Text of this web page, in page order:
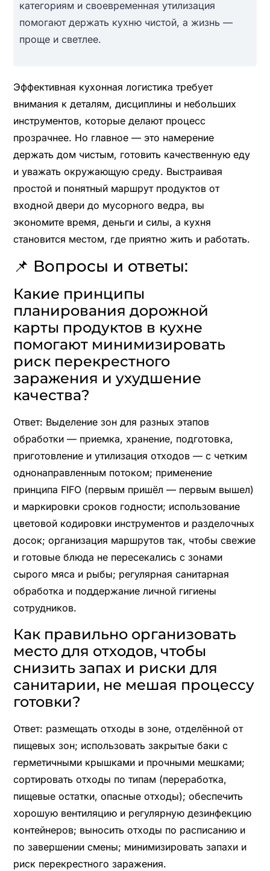
категориям и своевременная утилизация
помогают держать кухню чистой, а жизнь —
проще и светлее.
Эффективная кухонная логистика требует
внимания к деталям, дисциплины и небольших
инструментов, которые делают процесс
прозрачнее. Но главное — это намерение
держать дом чистым, готовить качественную еду
и уважать окружающую среду. Выстраивая
простой и понятный маршрут продуктов от
входной двери до мусорного ведра, вы
экономите время, деньги и силы, а кухня
становится местом, где приятно жить и работать.
📌 Вопросы и ответы:
Какие принципы
планирования дорожной
карты продуктов в кухне
помогают минимизировать
риск перекрестного
заражения и ухудшение
качества?
Ответ: Выделение зон для разных этапов
обработки — приемка, хранение, подготовка,
приготовление и утилизация отходов — с четким
однонаправленным потоком; применение
принципа FIFO (первым пришёл — первым вышел)
и маркировки сроков годности; использование
цветовой кодировки инструментов и разделочных
досок; организация маршрутов так, чтобы свежие
и готовые блюда не пересекались с зонами
сырого мяса и рыбы; регулярная санитарная
обработка и поддержание личной гигиены
сотрудников.
Как правильно организовать
место для отходов, чтобы
снизить запах и риски для
санитарии, не мешая процессу
готовки?
Ответ: размещать отходы в зоне, отделённой от
пищевых зон; использовать закрытые баки с
герметичными крышками и прочными мешками;
сортировать отходы по типам (переработка,
пищевые остатки, опасные отходы); обеспечить
хорошую вентиляцию и регулярную дезинфекцию
контейнеров; выносить отходы по расписанию и
по завершении смены; минимизировать запахи и
риск перекрестного заражения.